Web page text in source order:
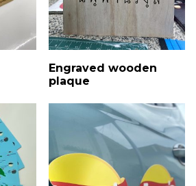
Engraved wooden
plaque